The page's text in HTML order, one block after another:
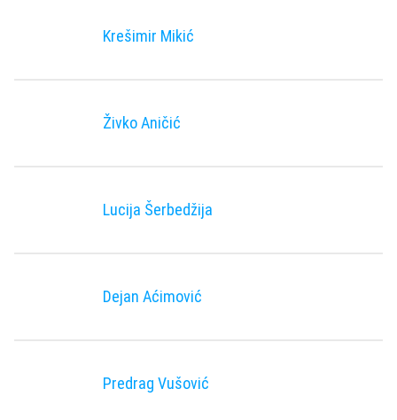
Krešimir Mikić
Živko Aničić
Lucija Šerbedžija
Dejan Aćimović
Predrag Vušović